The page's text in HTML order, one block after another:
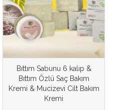
Bıttım Sabunu 6 kalıp &
Bıttım Özlü Saç Bakım
Kremi & Mucizevi Cilt Bakım
Kremi